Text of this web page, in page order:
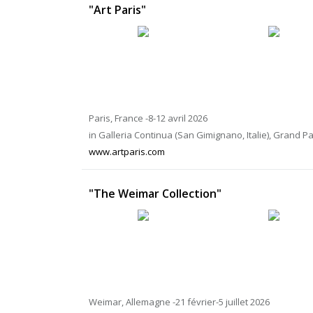
"Art Paris"
Paris, France -8-12 avril 2026
in Galleria Continua (San Gimignano, Italie), Grand
www.artparis.com
"The Weimar Collection"
Weimar, Allemagne -21 février-5 juillet 2026